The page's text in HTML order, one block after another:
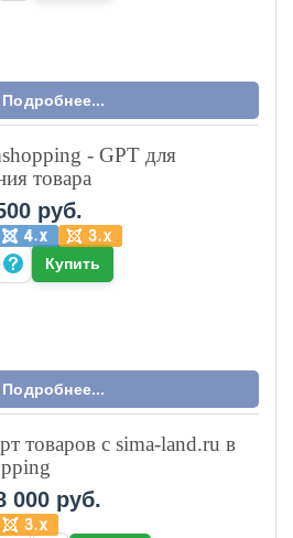
Подробнее...
- GPT для
товара
руб.
Купить
Подробнее...
товаров с sima-land.ru в
000 руб.